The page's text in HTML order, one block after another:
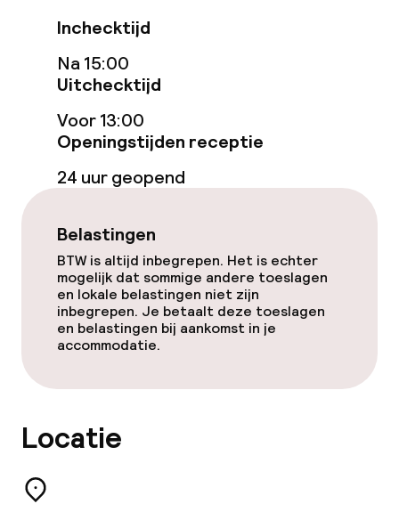
Eet- en drinkgelegenheden
Restaurant
Bar
Eet- en drinkdiensten
Ontbijtbuffet
Ontbijt geserveerd aan tafel
Lunch à la carte
Lunch, vast menu
Diner à la carte
Inchecktijd
Na 15:00
Uitchecktijd
Voor 13:00
Openingstijden receptie
24 uur geopend
Belastingen
BTW is altijd inbegrepen. Het is echter
mogelijk dat sommige andere toeslagen
en lokale belastingen niet zijn
inbegrepen. Je betaalt deze toeslagen
en belastingen bij aankomst in je
accommodatie.
Locatie